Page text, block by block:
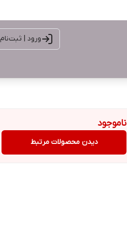
ورود | ثبت‌نام
ناموجود
دیدن محصولات مرتبط